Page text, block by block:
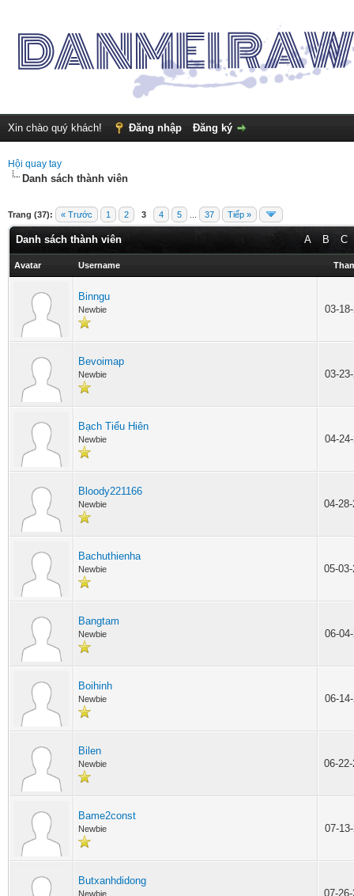
Xin chào quý khách! Đăng nhập Đăng ký
Hội quay tay
Danh sách thành viên
Trang (37): « Trước 1 2 3 4 5 37 Tiếp »
A B C
Danh sách thành viên
Avatar Username
Binngu
Newbie 03-
Bevoimap
Newbie 03-
Bạch Tiểu Hiên
Newbie 04-
Bloody221166
Newbie 04-
Bachuthienha
Newbie 05-
Bangtam
Newbie 06-
Boihinh
Newbie 06-
Bilen
Newbie 06-
Bame2const
Newbie 07-
Butxanhdidong
Newbie 07-